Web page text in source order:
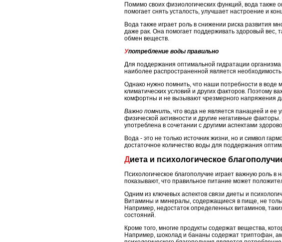
Помимо своих физиологических функций, вода также
помогает снять усталость, улучшает настроение и
Вода также играет роль в снижении риска развития
даже рак. Она помогает поддерживать здоровый вес,
обмен веществ.
Употребление воды правильно
Для поддержания оптимальной гидратации
наиболее распространенной является
Однако нужно помнить, что наши потребности в воде
климатических условий и других факторов. Поэтому
комфортны и не вызывают чрезмерного напряжения
Важно помнить , что вода не является панацеей и
физической активности и другие негативные
употреблена в сочетании с другими аспектами
Вода - это не только источник жизни, но и символ
достаточное количество воды для поддержания
Диета и психологическое
Психологическое благополучие играет важную роль
показывают, что правильное питание может
Одним из ключевых аспектов связи диеты и
Витамины и минералы, содержащиеся в пище, не
Например, недостаток определенных витаминов,
состояний.
Кроме того, многие продукты содержат вещества,
Например, шоколад и бананы содержат триптофан,